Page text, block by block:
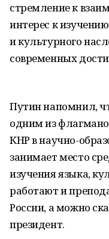
стремление к
интерес к
и культурного
современных
Путин напомнил,
одним из
КНР в научно-
занимает место
изучения языка,
работают и
России, а можно
президент.